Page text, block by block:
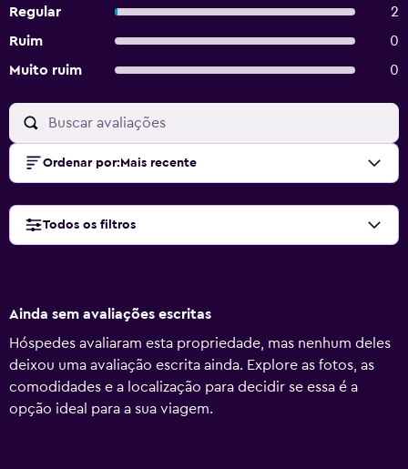
Regular
2
Ruim
0
Muito ruim
0
Ordenar por: Mais recente
Todos os filtros
Ainda sem avaliações escritas
Hóspedes avaliaram esta propriedade, mas nenhum deles
deixou uma avaliação escrita ainda. Explore as fotos, as
comodidades e a localização para decidir se essa é a
opção ideal para a sua viagem.